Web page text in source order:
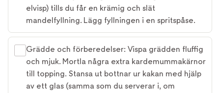
elvisp) tills du får en krämig och slät
mandelfyllning. Lägg fyllningen i en spritspåse.
Grädde och förberedelser: Vispa grädden fluffig
och mjuk. Mortla några extra kardemummakärnor
till topping. Stansa ut bottnar ur kakan med hjälp
av ett glas (samma som du serverar i, om